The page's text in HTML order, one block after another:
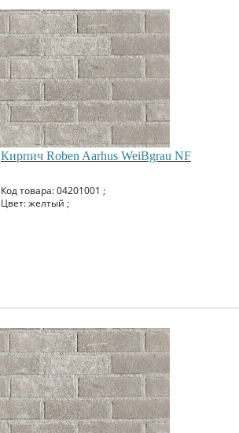
Кирпич Roben Aarhus WeiBgrau NF
Код товара: 04201001 ;
Цвет: желтый ;